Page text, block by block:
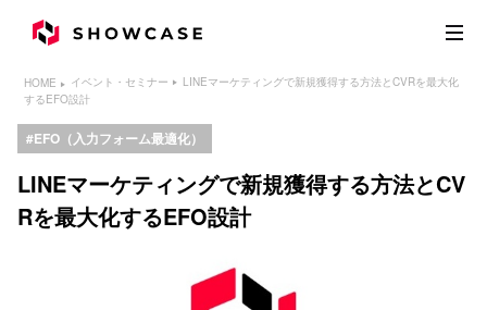
HOME イベント・セミナー
LINEマーケティングで新規獲得する方法とCVRを最大化
するEFO設計
EFO（入力フォーム最適化）
LINEマーケティングで新規獲得する方法とCV
Rを最大化するEFO設計